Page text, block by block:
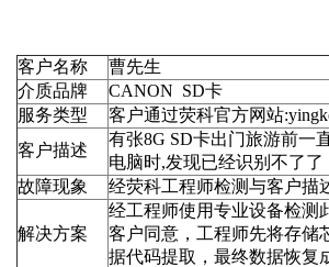
客户名称
曹先生
介质品牌
CANON SD卡
服务类型
客户通过荧科官方网站
客户描述
有张8G SD卡出门旅游前一
电脑时,发现已经识别不了
故障现象
经荧科工程师检测与客户描
解决方案
经工程师使用专业设备检测
客户同意，工程师先将存储
据代码提取，最终数据恢复